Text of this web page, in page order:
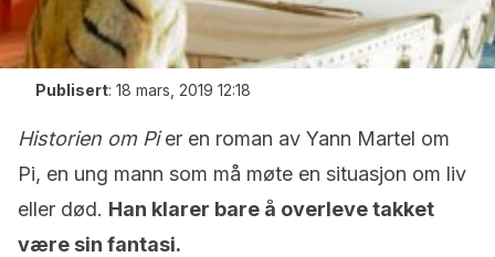
Publisert: 18 mars, 2019 12:18
Historien om Pier en roman av Yann Martel om
Pi, en ung mann som må møte en situasjon om liv
eller død. Han klarer bare å overleve takket
være sin fantasi.